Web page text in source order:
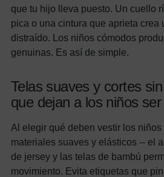
que tu hijo lleva puesto. Un cuello
pica o una cintura que aprieta crea
distraído. Los niños cómodos
genuinas. Es así de simple.
Telas suaves y cortes
que dejan a los niños
Al elegir qué deben vestir los
materiales suaves y elásticos -- el
de jersey y las telas de bambú
movimiento. Evita etiquetas que